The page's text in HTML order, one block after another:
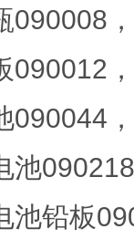
090008
090012
090044
池
池铅板